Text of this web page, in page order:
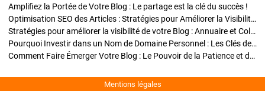
Amplifiez la Portée de Votre Blog : Le partage est la clé du succès !
Optimisation SEO des Articles : Stratégies pour Améliorer la Visibilité de Votre Blog
Stratégies pour améliorer la visibilité de votre Blog : Annuaire et Collaborations
Pourquoi Investir dans un Nom de Domaine Personnel : Les Clés de la Réussite de Votre Blog
Comment Faire Émerger Votre Blog : Le Pouvoir de la Patience et de la Persévérance
Mentions légales